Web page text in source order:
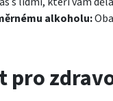
alkoholu:
pro